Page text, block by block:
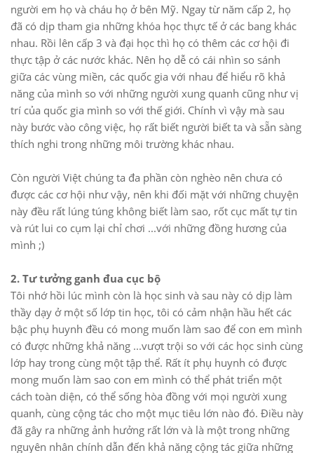
người em họ và cháu họ ở bên Mỹ. Ngay từ năm cấp 2, họ
đã có dịp tham gia những khóa học thực tế ở các bang khác
nhau. Rồi lên cấp 3 và đại học thì họ có thêm các cơ hội đi
thực tập ở các nước khác. Nên họ dễ có cái nhìn so sánh
giữa các vùng miền, các quốc gia với nhau để hiểu rõ khả
năng của mình so với những người xung quanh cũng như vị
trí của quốc gia mình so với thế giới. Chính vì vậy mà sau
này bước vào công việc, họ rất biết người biết ta và sẵn sàng
thích nghi trong những môi trường khác nhau.
Còn người Việt chúng ta đa phần còn nghèo nên chưa có
được các cơ hội như vậy, nên khi đối mặt với những chuyện
này đều rất lúng túng không biết làm sao, rốt cục mất tự tin
và rút lui co cụm lại chỉ chơi ...với những đồng hương của
mình ;)
2. Tư tưởng ganh đua cục bộ
Tôi nhớ hồi lúc mình còn là học sinh và sau này có dịp làm
thầy dạy ở một số lớp tin học, tôi có cảm nhận hầu hết các
bậc phụ huynh đều có mong muốn làm sao để con em mình
có được những khả năng ...vượt trội so với các học sinh cùng
lớp hay trong cùng một tập thể. Rất ít phụ huynh có được
mong muốn làm sao con em mình có thể phát triển một
cách toàn diện, có thể sống hòa đồng với mọi người xung
quanh, cùng cộng tác cho một mục tiêu lớn nào đó. Điều này
đã gây ra những ảnh hưởng rất lớn và là một trong những
nguyên nhân chính dẫn đến khả năng cộng tác giữa những